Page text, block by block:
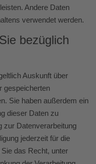
Andere Daten
verwendet werden.
bezüglich
Auskunft über
gespeicherten
Sie haben außerdem ein
dieser Daten zu
zur Datenverarbeitung
jederzeit für die
das Recht, unter